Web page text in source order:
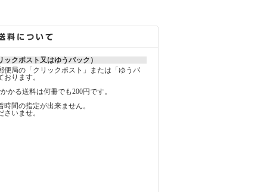
ックポスト又はゆうパック）
便局の「クリックポスト」または「ゆうパ
おります。
かる送料は何冊でも200円です。
時間の指定が出来ません。
いませ。